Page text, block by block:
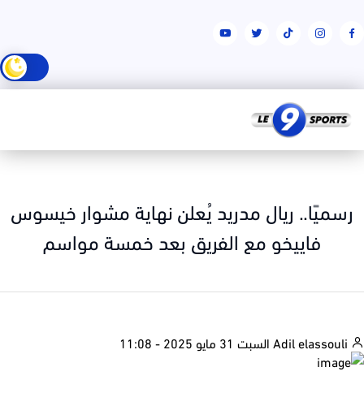
ريال مدريد يُعلن نهاية مشوار خيسوس
فاييخو مع الفريق بعد خمسة مواسم
السبت 31 مايو 2025 - 11:08